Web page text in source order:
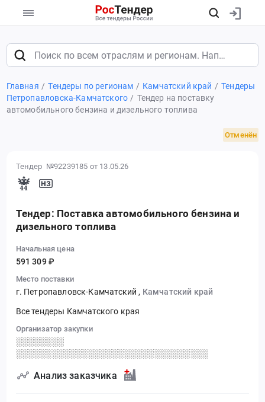
Главная Тендеры по регионам Камчатский край
Тендеры
Петропавловска-Камчатского
Тендер на поставку
автомобильного бензина и дизельного топлива
Отменён
Тендер №92239185 от 13.05.26
Тендер: Поставка автомобильного бензина и
дизельного топлива
Начальная цена
591 309 ₽
Место поставки
г. Петропавловск-Камчатский , Камчатский край
Все тендеры Камчатского края
Организатор закупки
░░░░░░░░
░░░░░░░░░░░░░░░░░░░░░░░░░░░░░░░░
Анализ заказчика